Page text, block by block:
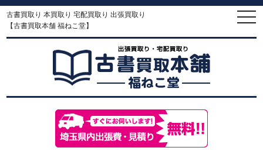
古書買取り 本買取り 宅配買取り 出張買取り
【古書買取本舗 福ねこ堂】